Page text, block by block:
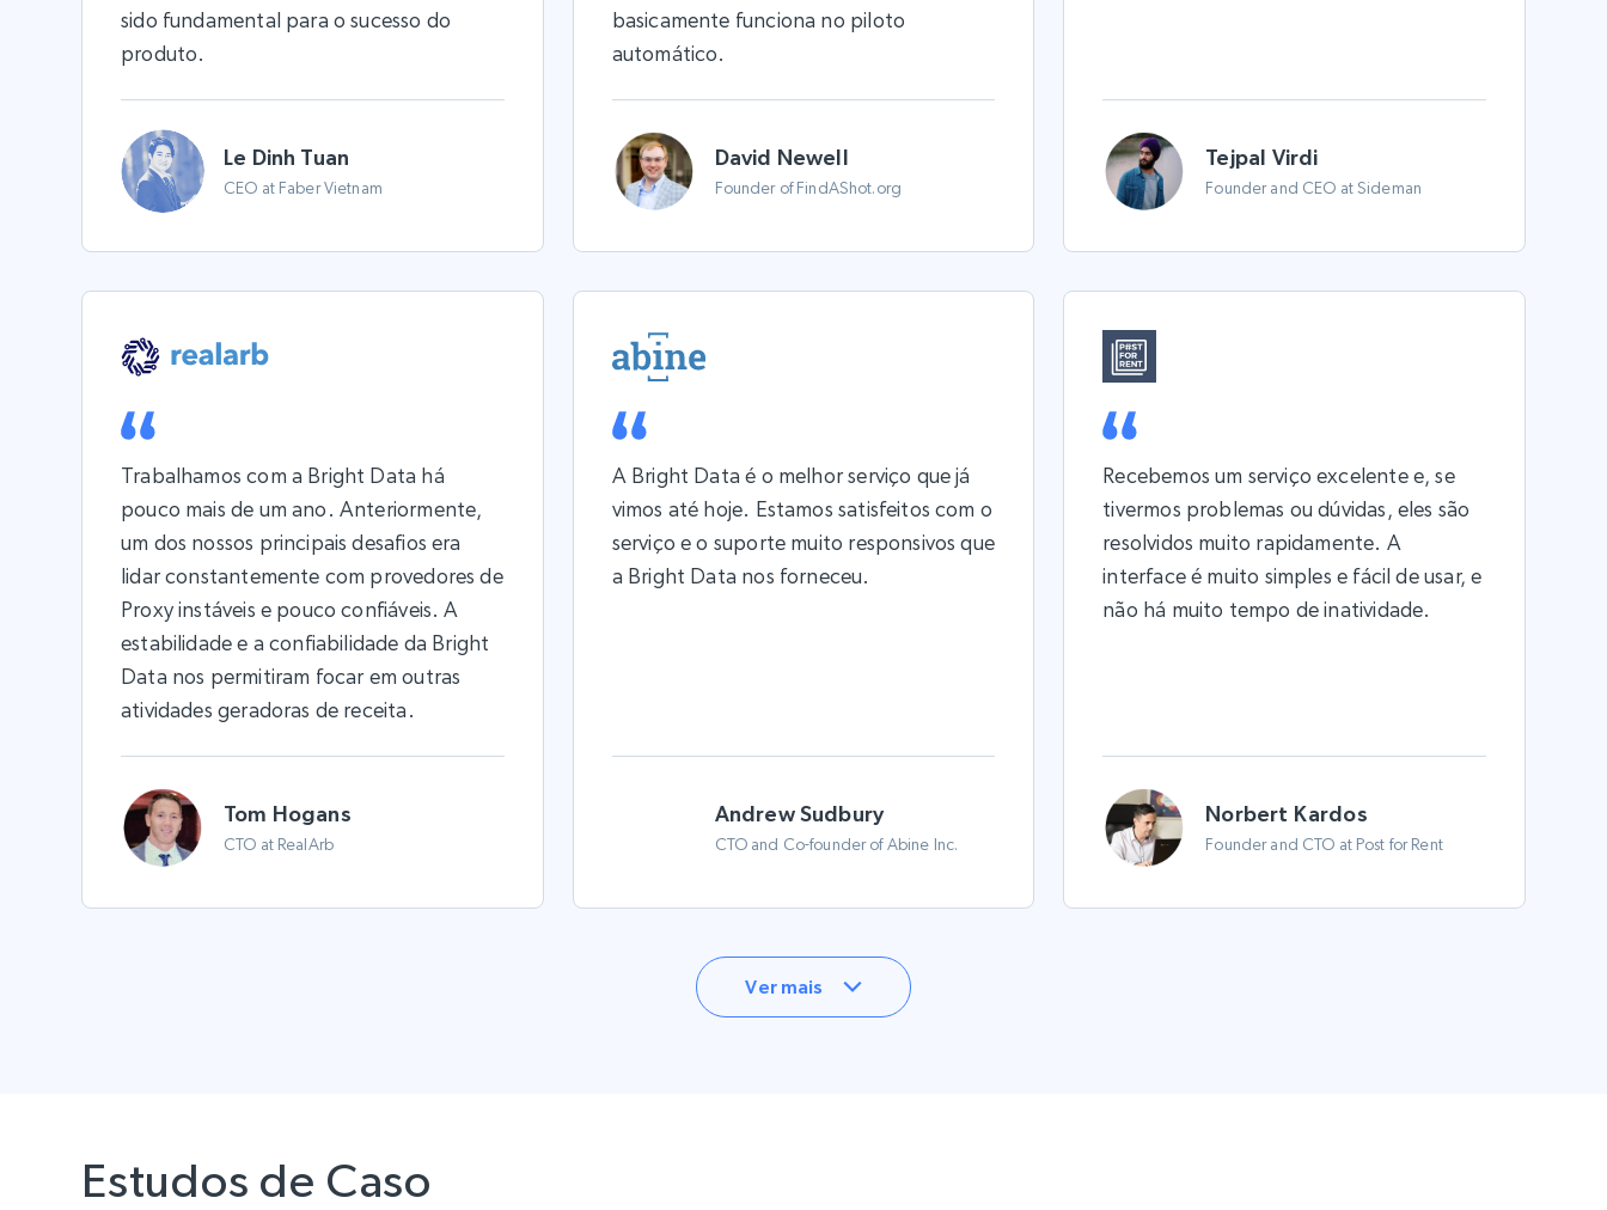
sido fundamental para o sucesso do
produto.
Le Dinh Tuan
CEO at Faber Vietnam
basicamente funciona no piloto
automático.
David Newell
Founder of FindAShot.org
Tejpal Virdi
Founder and CEO at Sideman
Trabalhamos com a Bright Data há
pouco mais de um ano. Anteriormente,
um dos nossos principais desafios era
lidar constantemente com provedores de
Proxy instáveis e pouco confiáveis. A
estabilidade e a confiabilidade da Bright
Data nos permitiram focar em outras
atividades geradoras de receita.
Tom Hogans
CTO at RealArb
A Bright Data é o melhor serviço que já
vimos até hoje. Estamos satisfeitos com o
serviço e o suporte muito responsivos que
a Bright Data nos forneceu.
Andrew Sudbury
CTO and Co-founder of Abine Inc.
Recebemos um serviço excelente e, se
tivermos problemas ou dúvidas, eles são
resolvidos muito rapidamente. A
interface é muito simples e fácil de usar, e
não há muito tempo de inatividade.
Norbert Kardos
Founder and CTO at Post for Rent
Ver mais
Estudos de Caso